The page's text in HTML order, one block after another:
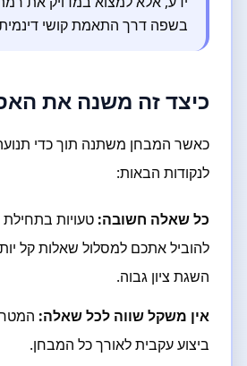
בשפה דרך התאמת קושי
כיצד זה משנה את
כאשר המבחן משתנה תוך כדי
לנקודות הבאות:
כל שאלה חשובה: טעויות
להוביל אתכם למסלול שאלות קל
השגת ציון גבוה.
אין משקל שווה לכל שאלה:
ביצוע עקבית לאורך כל המבחן.